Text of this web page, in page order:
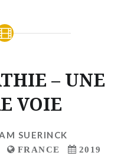
– UNE
VOIE
SUERINCK
FRANCE
2019